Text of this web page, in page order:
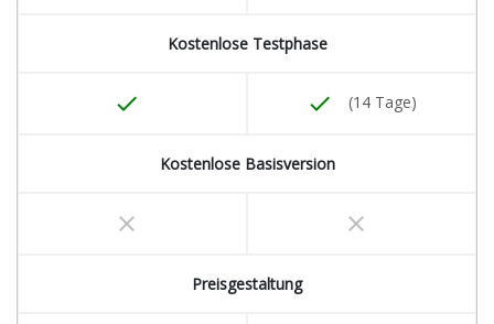
Kostenlose Testphase
done done (14 Tage)
Kostenlose Basisversion
clear clear
Preisgestaltung